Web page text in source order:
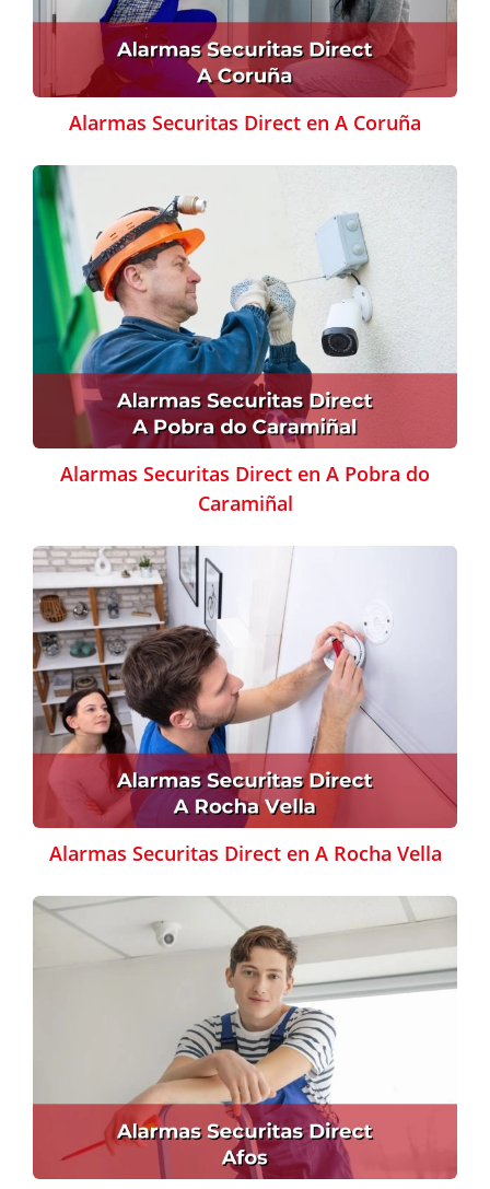
Alarmas Securitas Direct en A Coruña
Alarmas Securitas Direct en A Pobra do
Caramiñal
Alarmas Securitas Direct en A Rocha Vella